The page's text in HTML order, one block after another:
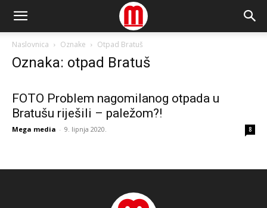
Naslovnica Oznake Otpad Bratuš
Oznaka: otpad Bratuš
FOTO Problem nagomilanog otpada u
Bratušu riješili – paležom?!
Mega media - 9. lipnja 2020. 8